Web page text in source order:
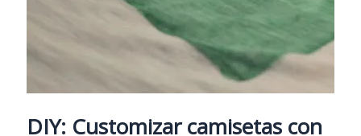
DIY: Customizar camisetas con